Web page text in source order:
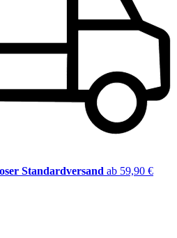
Standardversand ab 59,90 €